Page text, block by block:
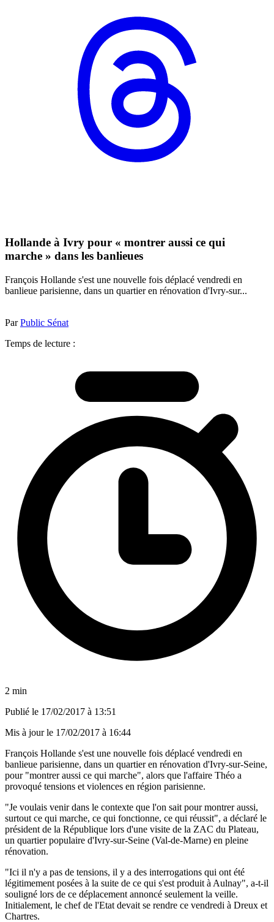
Hollande à Ivry pour « montrer aussi ce qui
marche » dans les banlieues
François Hollande s'est une nouvelle fois déplacé vendredi en
banlieue parisienne, dans un quartier en rénovation d'Ivry-sur...
ParPublic Sénat
Temps de lecture :
2 min
Publié le 17/02/2017 à 13:51
Mis à jour le 17/02/2017 à 16:44
François Hollande s'est une nouvelle fois déplacé vendredi en
banlieue parisienne, dans un quartier en rénovation d'Ivry-sur-Seine,
pour "montrer aussi ce qui marche", alors que l'affaire Théo a
provoqué tensions et violences en région parisienne.
"Je voulais venir dans le contexte que l'on sait pour montrer aussi,
surtout ce qui marche, ce qui fonctionne, ce qui réussit", a déclaré le
président de la République lors d'une visite de la ZAC du Plateau,
un quartier populaire d'Ivry-sur-Seine (Val-de-Marne) en pleine
rénovation.
"Ici il n'y a pas de tensions, il y a des interrogations qui ont été
légitimement posées à la suite de ce qui s'est produit à Aulnay", a-t-il
souligné lors de ce déplacement annoncé seulement la veille.
Initialement, le chef de l'Etat devait se rendre ce vendredi à Dreux et
Chartres.